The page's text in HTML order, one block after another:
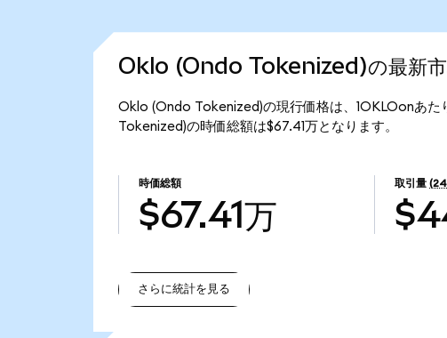
Oklo (Ondo Tokenized)の最新市
Oklo (Ondo Tokenized)の現行価格は、1OKLOonあ
Tokenized)の時価総額は$67.41万となります。
時価総額
$67.41万
取引量
さらに統計を見る